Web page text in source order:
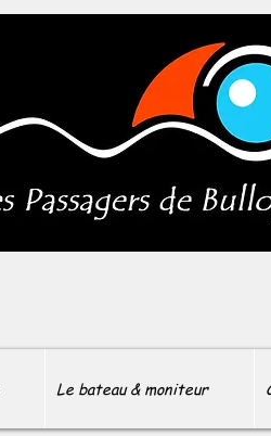
Le bateau & moniteur